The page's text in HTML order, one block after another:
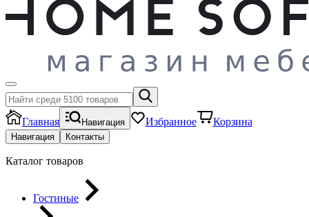
Главная Навигация Избранное Корзина
Навигация Контакты
Каталог товаров
Гостиные